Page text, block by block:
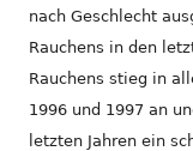
nach Geschlecht
Rauchens in den
Rauchens stieg in
1996 und 1997 an
letzten Jahren ein